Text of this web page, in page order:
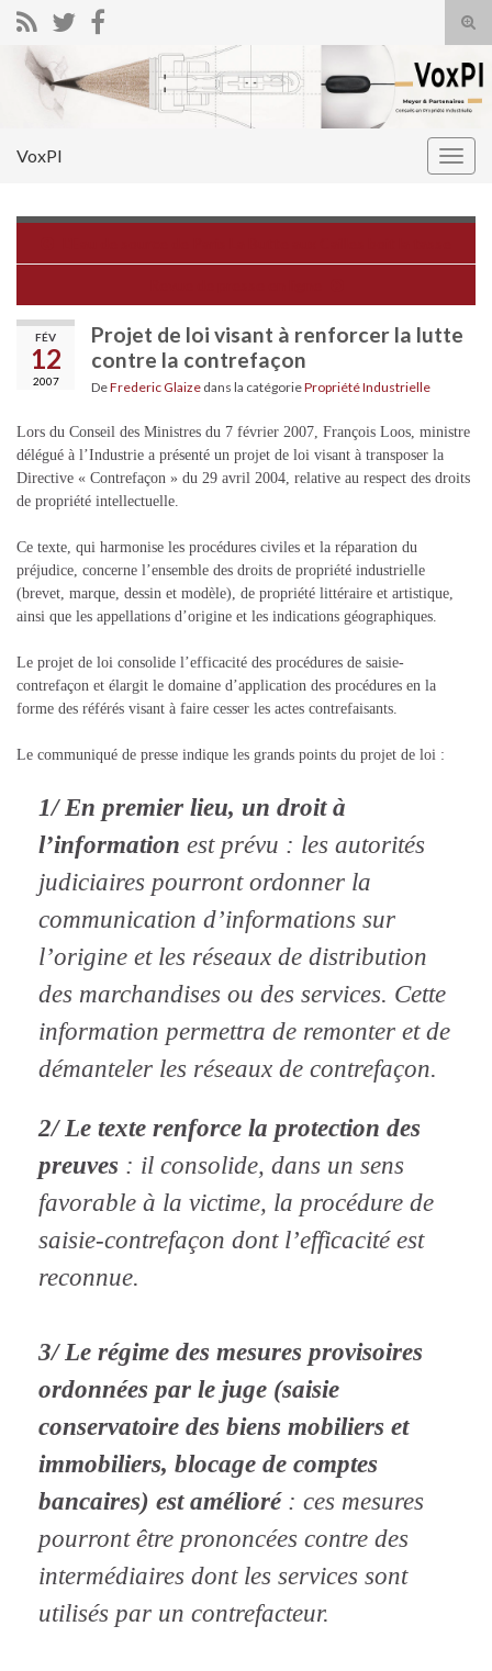
Search for:
VoxPI
FÉV
12
2007
Projet de loi visant à renforcer la lutte
contre la contrefaçon
DeFrederic Glaize dans la catégoriePropriété Industrielle
Lors du Conseil des Ministres du 7 février 2007, François Loos, ministre
délégué à l’Industrie a présenté un projet de loi visant à transposer la
Directive « Contrefaçon » du 29 avril 2004, relative au respect des droits
de propriété intellectuelle.
Ce texte, qui harmonise les procédures civiles et la réparation du
préjudice, concerne l’ensemble des droits de propriété industrielle
(brevet, marque, dessin et modèle), de propriété littéraire et artistique,
ainsi que les appellations d’origine et les indications géographiques.
Le projet de loi consolide l’efficacité des procédures de saisie-
contrefaçon et élargit le domaine d’application des procédures en la
forme des référés visant à faire cesser les actes contrefaisants.
Le communiqué de presse indique les grands points du projet de loi :
1/ En premier lieu, un droit à
l’information est prévu : les autorités
judiciaires pourront ordonner la
communication d’informations sur
l’origine et les réseaux de distribution
des marchandises ou des services. Cette
information permettra de remonter et de
démanteler les réseaux de contrefaçon.
2/ Le texte renforce la protection des
preuves : il consolide, dans un sens
favorable à la victime, la procédure de
saisie-contrefaçon dont l’efficacité est
reconnue.
3/ Le régime des mesures provisoires
ordonnées par le juge (saisie
conservatoire des biens mobiliers et
immobiliers, blocage de comptes
bancaires) est amélioré : ces mesures
pourront être prononcées contre des
intermédiaires dont les services sont
utilisés par un contrefacteur.